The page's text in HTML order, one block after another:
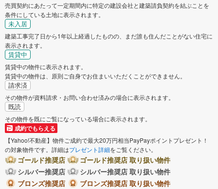
売買契約にあたって一定期間内に特定の建設会社と建築請負契約を結ぶことを
条件にしている土地に表示されます。
未入居
建築工事完了日から1年以上経過したものの、まだ誰も住んだことがない住宅に
表示されます。
賃貸中
賃貸中の物件に表示されます。
賃貸中の物件は、原則ご自身でお住まいいただくことができません。
請求済
その物件が資料請求・お問い合わせ済みの場合に表示されます。
既読
その物件を既にご覧になっている場合に表示されます。
成約でもらえる
【Yahoo!不動産】物件ご成約で最大20万円相当PayPayポイントプレゼント！
の対象物件です。詳細はプレゼント詳細をご覧ください。
ゴールド推奨店
ゴールド推奨店 取り扱い物件
シルバー推奨店
シルバー推奨店 取り扱い物件
ブロンズ推奨店
ブロンズ推奨店 取り扱い物件